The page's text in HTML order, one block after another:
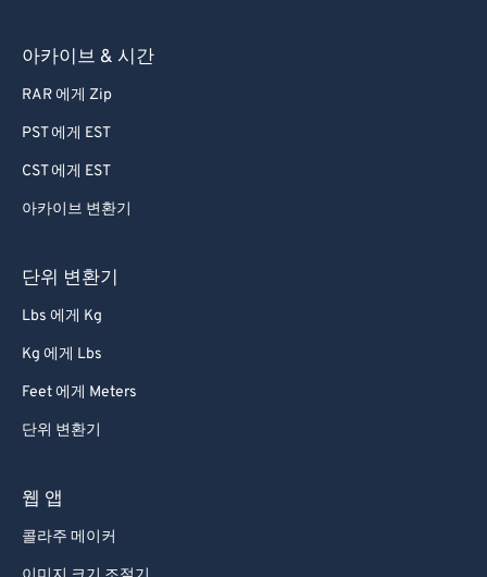
아카이브 & 시간
RAR 에게 Zip
PST 에게 EST
CST 에게 EST
아카이브 변환기
단위 변환기
Lbs 에게 Kg
Kg 에게 Lbs
Feet 에게 Meters
단위 변환기
웹 앱
콜라주 메이커